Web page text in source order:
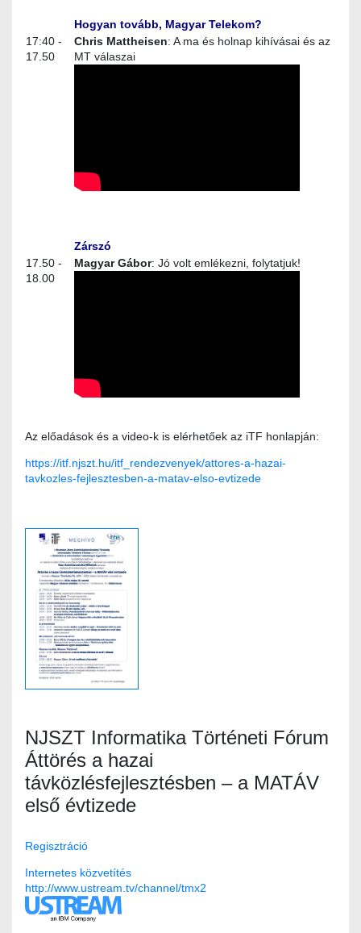
Hogyan tovább, Magyar Telekom?
17:40 -
17.50
Chris Mattheisen: A ma és holnap kihívásai és az
MT válaszai
Zárszó
17.50 -
18.00
Magyar Gábor: Jó volt emlékezni, folytatjuk!
Az előadások és a video-k is elérhetőek az iTF honlapján:
https://itf.njszt.hu/itf_rendezvenyek/attores-a-hazai-
tavkozles-fejlesztesben-a-matav-elso-evtizede
NJSZT Informatika Történeti Fórum
Áttörés a hazai
távközlésfejlesztésben – a MATÁV
első évtizede
Regisztráció
Internetes közvetítés
http://www.ustream.tv/channel/tmx2